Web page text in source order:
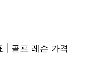
| 골프 레슨 가격